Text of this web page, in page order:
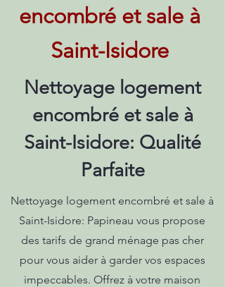
encombré et sale à
Saint-Isidore
Nettoyage logement
encombré et sale à
Saint-Isidore: Qualité
Parfaite
Nettoyage logement encombré et sale à
Saint-Isidore: Papineau vous propose
des tarifs de grand ménage pas cher
pour vous aider à garder vos espaces
impeccables. Offrez à votre maison